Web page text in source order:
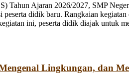
Tahun Ajaran 2026/2027, SMP
didik baru. Rangkaian
ini, peserta didik diajak untuk
Lingkungan, dan